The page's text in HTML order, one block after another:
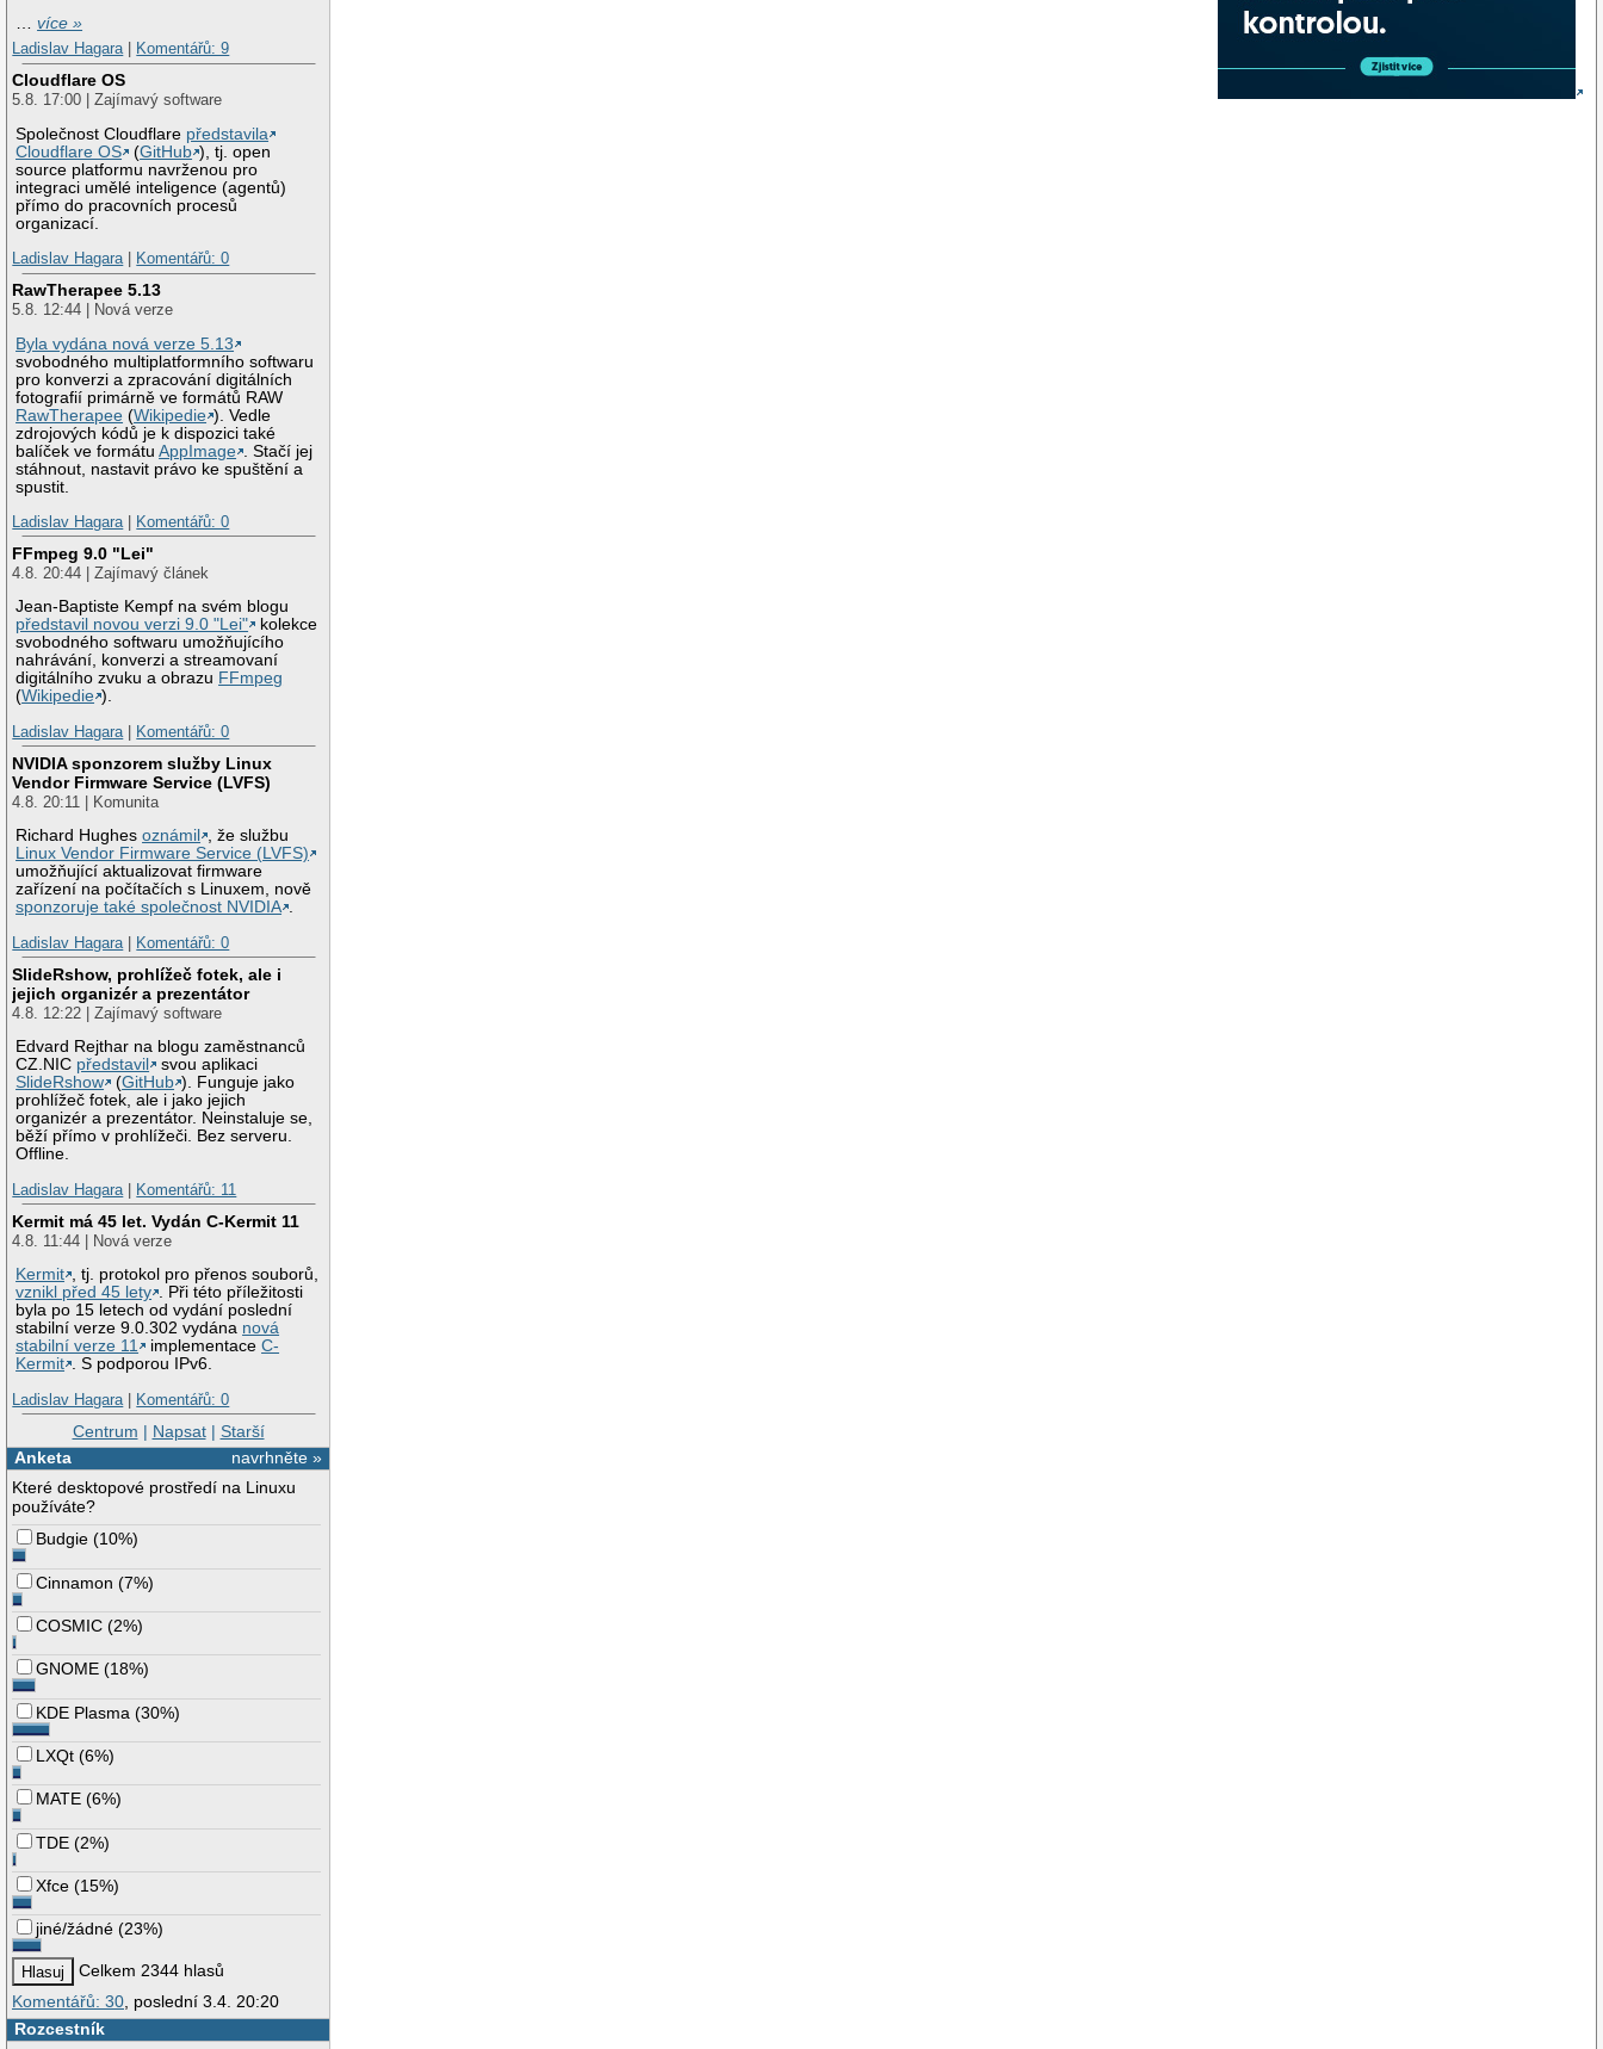
…více »
Ladislav Hagara| Komentářů: 9
Cloudflare OS
5.8. 17:00 | Zajímavý software
Společnost Cloudflare představila
Cloudflare OS
(GitHub ), tj. open
source platformu navrženou pro
integraci umělé inteligence (agentů)
přímo do pracovních procesů
organizací.
Ladislav Hagara| Komentářů: 0
RawTherapee 5.13
5.8. 12:44 | Nová verze
Byla vydána nová verze 5.13
svobodného multiplatformního softwaru
pro konverzi a zpracování digitálních
fotografií primárně ve formátů RAW
RawTherapee (Wikipedie ). Vedle
zdrojových kódů je k dispozici také
balíček ve formátuAppImage
. Stačí jej
stáhnout, nastavit právo ke spuštění a
spustit.
Ladislav Hagara| Komentářů: 0
FFmpeg 9.0 "Lei"
4.8. 20:44 | Zajímavý článek
Jean-Baptiste Kempf na svém blogu
představil novou verzi 9.0 "Lei"
kolekce
svobodného softwaru umožňujícího
nahrávání, konverzi a streamovaní
digitálního zvuku a obrazu FFmpeg
(Wikipedie ).
Ladislav Hagara| Komentářů: 0
NVIDIA sponzorem služby Linux
Vendor Firmware Service (LVFS)
4.8. 20:11 | Komunita
Richard Hughesoznámil
, že službu
Linux Vendor Firmware Service (LVFS)
umožňující aktualizovat firmware
zařízení na počítačích s Linuxem, nově
sponzoruje také společnost NVIDIA .
Ladislav Hagara| Komentářů: 0
SlideRshow, prohlížeč fotek, ale i
jejich organizér a prezentátor
4.8. 12:22 | Zajímavý software
Edvard Rejthar na blogu zaměstnanců
CZ.NIC představil
svou aplikaci
SlideRshow
(GitHub ). Funguje jako
prohlížeč fotek, ale i jako jejich
organizér a prezentátor. Neinstaluje se,
běží přímo v prohlížeči. Bez serveru.
Offline.
Ladislav Hagara| Komentářů: 11
Kermit má 45 let. Vydán C-Kermit 11
4.8. 11:44 | Nová verze
Kermit , tj. protokol pro přenos souborů,
vznikl před 45 lety . Při této příležitosti
byla po 15 letech od vydání poslední
stabilní verze 9.0.302 vydána nová
stabilní verze 11
implementaceC-
Kermit . S podporou IPv6.
Ladislav Hagara| Komentářů: 0
Centrum | Napsat| Starší
navrhněte »
Anketa
Které desktopové prostředí na Linuxu
používáte?
Budgie (10%)
Cinnamon (7%)
COSMIC (2%)
GNOME (18%)
KDE Plasma (30%)
LXQt (6%)
MATE (6%)
TDE (2%)
Xfce (15%)
jiné/žádné (23%)
Celkem 2344 hlasů
Komentářů: 30 , poslední 3.4. 20:20
Rozcestník